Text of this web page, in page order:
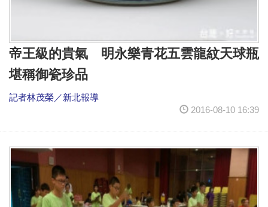
帝王級的貴氣 明永樂青花五雲龍紋天球瓶
堪稱御瓷珍品
記者林茂榮／新北報導
2016-08-10 16:39